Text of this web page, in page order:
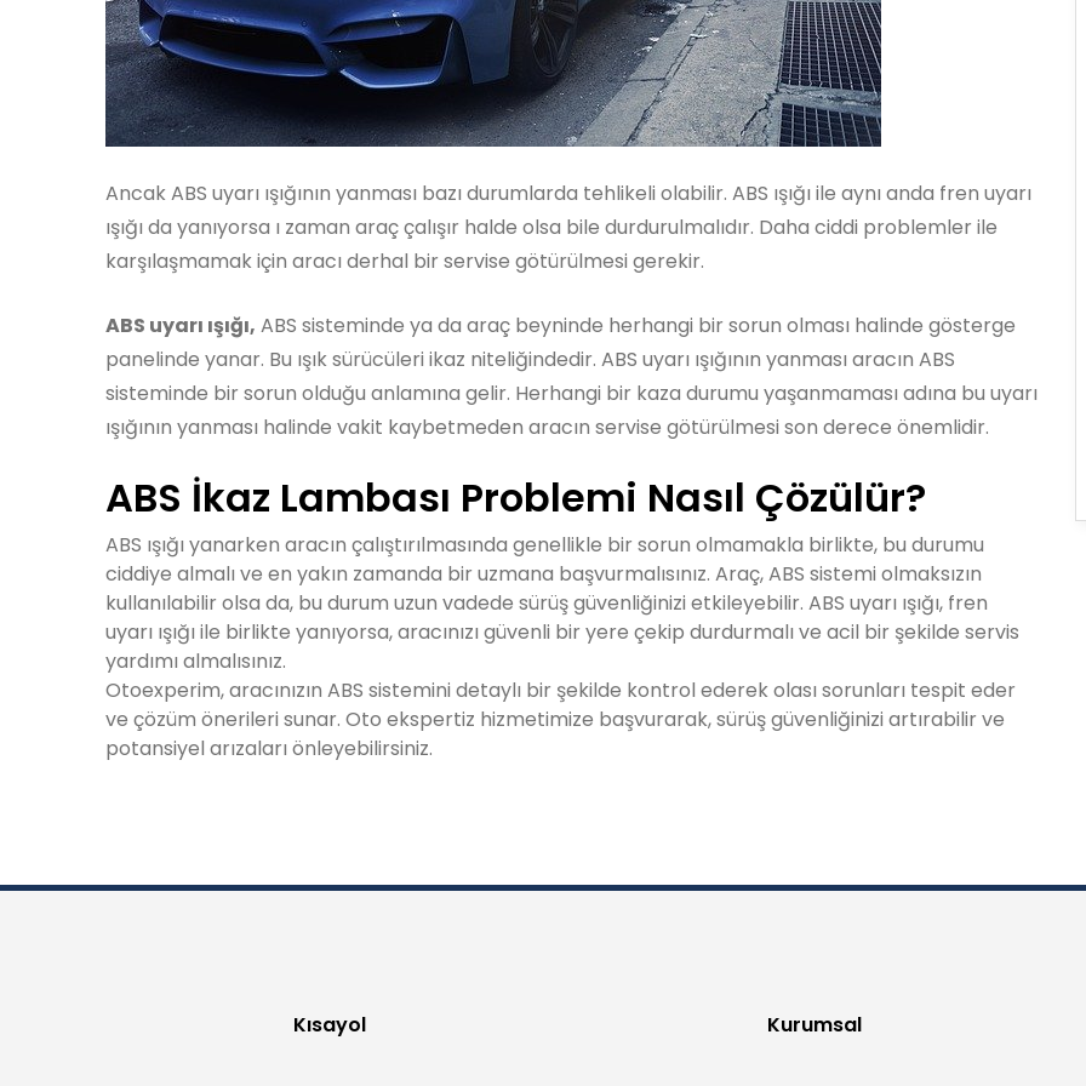
Ancak ABS uyarı ışığının yanması bazı durumlarda tehlikeli olabilir. ABS ışığı ile aynı anda fren uyarı
ışığı da yanıyorsa ı zaman araç çalışır halde olsa bile durdurulmalıdır. Daha ciddi problemler ile
karşılaşmamak için aracı derhal bir servise götürülmesi gerekir.
ABS uyarı ışığı, ABS sisteminde ya da araç beyninde herhangi bir sorun olması halinde gösterge
panelinde yanar. Bu ışık sürücüleri ikaz niteliğindedir. ABS uyarı ışığının yanması aracın ABS
sisteminde bir sorun olduğu anlamına gelir. Herhangi bir kaza durumu yaşanmaması adına bu uyarı
ışığının yanması halinde vakit kaybetmeden aracın servise götürülmesi son derece önemlidir.
ABS İkaz Lambası Problemi Nasıl Çözülür?
ABS ışığı yanarken aracın çalıştırılmasında genellikle bir sorun olmamakla birlikte, bu durumu
ciddiye almalı ve en yakın zamanda bir uzmana başvurmalısınız. Araç, ABS sistemi olmaksızın
kullanılabilir olsa da, bu durum uzun vadede sürüş güvenliğinizi etkileyebilir. ABS uyarı ışığı, fren
uyarı ışığı ile birlikte yanıyorsa, aracınızı güvenli bir yere çekip durdurmalı ve acil bir şekilde servis
yardımı almalısınız.
Otoexperim, aracınızın ABS sistemini detaylı bir şekilde kontrol ederek olası sorunları tespit eder
ve çözüm önerileri sunar. Oto ekspertiz hizmetimize başvurarak, sürüş güvenliğinizi artırabilir ve
potansiyel arızaları önleyebilirsiniz.
Kısayol Kurumsal